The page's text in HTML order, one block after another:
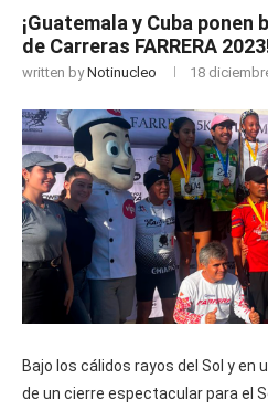
¡Guatemala y Cuba ponen
de Carreras FARRERA
written byNotinucleo 18
Bajo los cálidos rayos del Sol y en
de un cierre espectacular para el